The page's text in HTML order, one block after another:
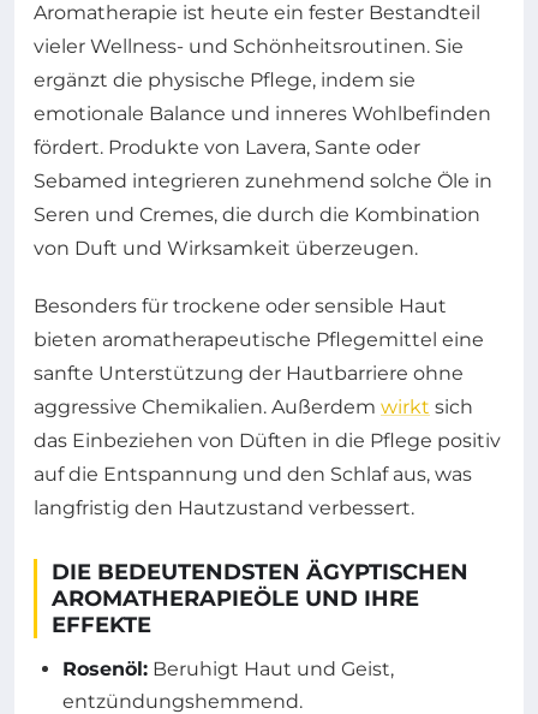
Aromatherapie ist heute ein fester Bestandteil
vieler Wellness- und Schönheitsroutinen. Sie
ergänzt die physische Pflege, indem sie
emotionale Balance und inneres Wohlbefinden
fördert. Produkte von Lavera, Sante oder
Sebamed integrieren zunehmend solche Öle in
Seren und Cremes, die durch die Kombination
von Duft und Wirksamkeit überzeugen.
Besonders für trockene oder sensible Haut
bieten aromatherapeutische Pflegemittel eine
sanfte Unterstützung der Hautbarriere ohne
aggressive Chemikalien. Außerdem wirkt sich
das Einbeziehen von Düften in die Pflege positiv
auf die Entspannung und den Schlaf aus, was
langfristig den Hautzustand verbessert.
DIE BEDEUTENDSTEN ÄGYPTISCHEN
AROMATHERAPIEÖLE UND IHRE
EFFEKTE
Rosenöl: Beruhigt Haut und Geist,
entzündungshemmend.